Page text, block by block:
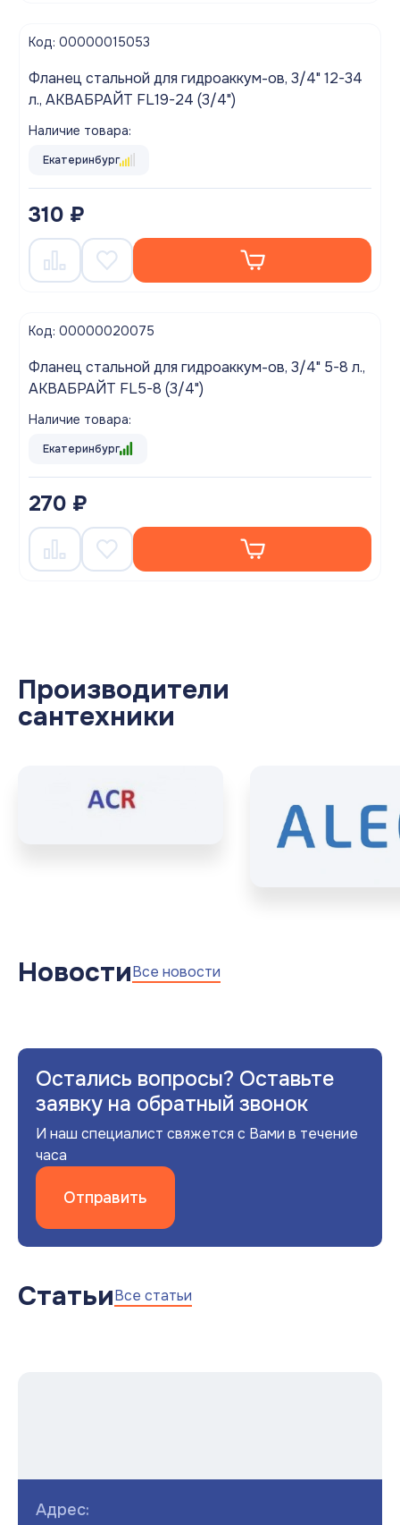
Код: 00000015053
Фланец стальной для гидроаккум-ов, 3/4" 12-34
л., АКВАБРАЙТ FL19-24 (3/4")
Наличие товара:
Екатеринбург
310 ₽
Код: 00000020075
Фланец стальной для гидроаккум-ов, 3/4" 5-8 л.,
АКВАБРАЙТ FL5-8 (3/4")
Наличие товара:
Екатеринбург
270 ₽
Производители
сантехники
НовостиВсе новости
Остались вопросы? Оставьте
заявку на обратный звонок
И наш специалист свяжется с Вами в течение
часа
Отправить
СтатьиВсе статьи
Адрес: